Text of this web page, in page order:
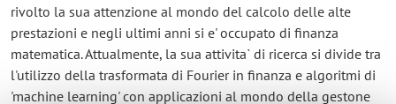
rivolto la sua attenzione al mondo del calcolo delle alte
prestazioni e negli ultimi anni si e' occupato di finanza
matematica. Attualmente, la sua attivita` di ricerca si divide tra
l'utilizzo della trasformata di Fourier in finanza e algoritmi di
'machine learning' con applicazioni al mondo della gestone